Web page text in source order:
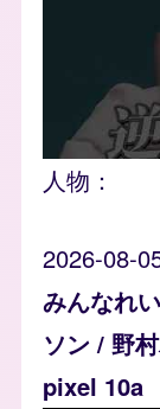
人物：
2026-08-
みんなれ
ソン / 野
pixel 10a